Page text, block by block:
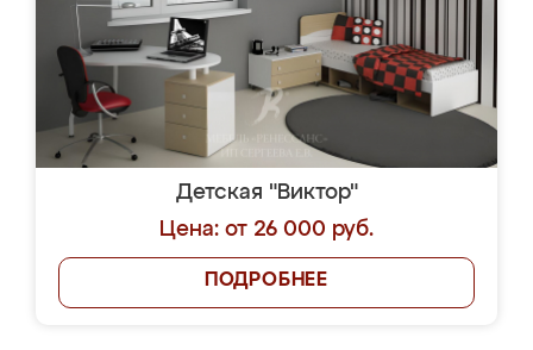
Детская "Виктор"
Цена: от 26 000 руб.
ПОДРОБНЕЕ